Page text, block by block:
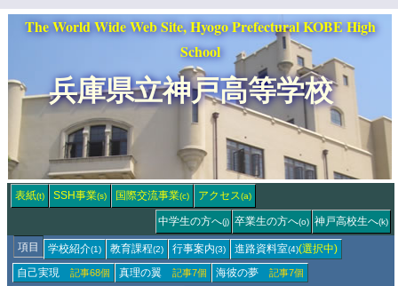
The World Wide Web Site, Hyogo Prefectural KOBE High
School
兵庫県立神戸高等学校
表紙(t) SSH事業(s) 国際交流事業(c) アクセス(a)
神戸高校生へ(k)
卒業生の方へ(o)
中学生の方へ(j)
項目 学校紹介(1) 教育課程(2) 行事案内(3) 進路資料室(4)(選択中)
自己実現記事68個 真理の翼記事7個 海彼の夢記事7個